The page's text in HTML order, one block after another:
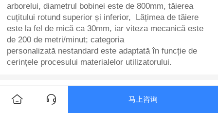
arborelui, diametrul bobinei este de 800mm, tăierea
cuțitului rotund superior și inferior, Lățimea de tăiere
este la fel de mică ca 30mm, iar viteza mecanică este
de 200 de metri/minut; categoria
personalizată nestandard este adaptată în funcție de
cerințele procesului materialelor utilizatorului.
Detalii produs Parametrii produsului
马上咨询